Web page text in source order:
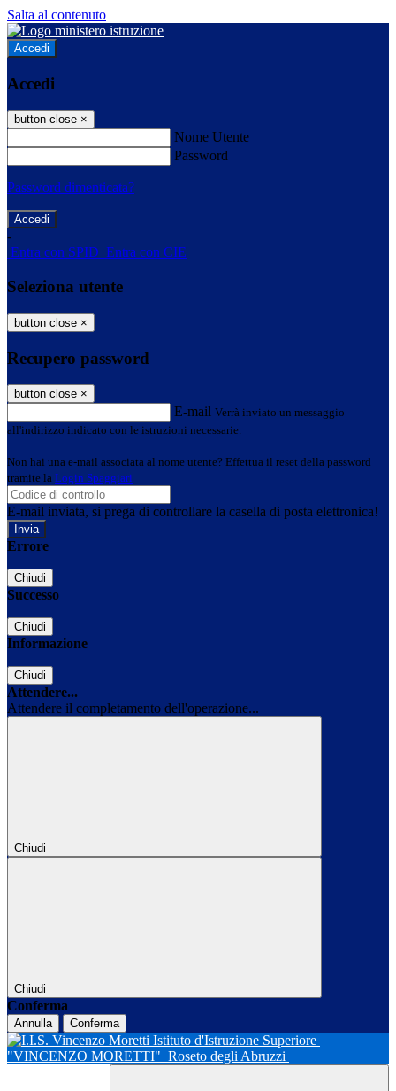
Salta al contenuto
Accedi
Accedi
button close ×
Nome Utente
Password
Password dimenticata?
-
Entra con SPID Entra con CIE
Seleziona utente
button close ×
Recupero password
button close ×
E-mail Verrà inviato un messaggio
all'indirizzo indicato con le istruzioni necessarie.
Non hai una e-mail associata al nome utente? Effettua il reset della password
tramite la Login Spaggiari
E-mail inviata, si prega di controllare la casella di posta elettronica!
Errore
Chiudi
Successo
Chiudi
Informazione
Chiudi
Attendere...
Attendere il completamento dell'operazione...
Chiudi
Chiudi
Conferma
Annulla Conferma
Istituto d'Istruzione Superiore
"VINCENZO MORETTI" Roseto degli Abruzzi